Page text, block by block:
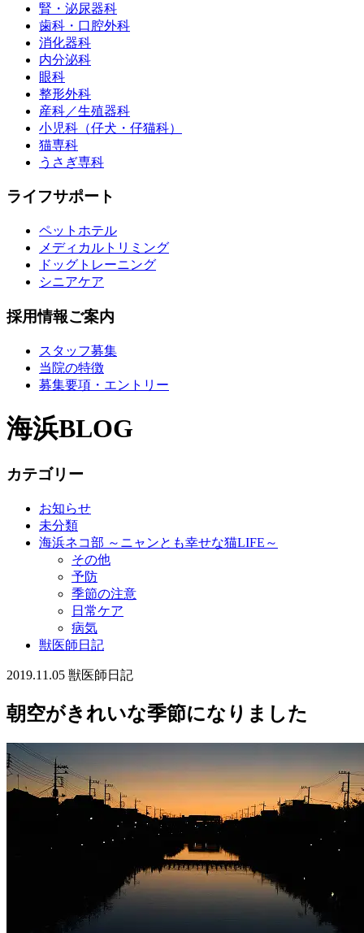
腎・泌尿器科
歯科・口腔外科
消化器科
内分泌科
眼科
整形外科
産科／生殖器科
小児科（仔犬・仔猫科）
猫専科
うさぎ専科
ライフサポート
ペットホテル
メディカルトリミング
ドッグトレーニング
シニアケア
採用情報ご案内
スタッフ募集
当院の特徴
募集要項・エントリー
海浜BLOG
カテゴリー
お知らせ
未分類
海浜ネコ部 ～ニャンとも幸せな猫LIFE～
その他
予防
季節の注意
日常ケア
病気
獣医師日記
2019.11.05 獣医師日記
朝空がきれいな季節になりました